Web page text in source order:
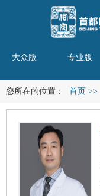
大众版 专业版
您所在的位置： 首页 >>